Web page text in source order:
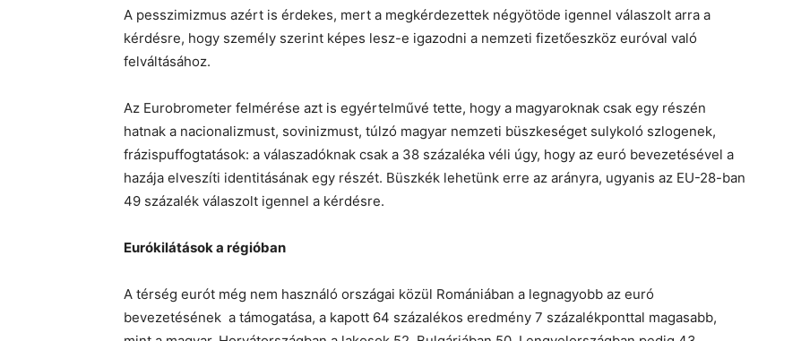
A pesszimizmus azért is érdekes, mert a megkérdezettek négyötöde igennel válaszolt arra a
kérdésre, hogy személy szerint képes lesz-e igazodni a nemzeti fizetőeszköz euróval való
felváltásához.
Az Eurobrometer felmérése azt is egyértelművé tette, hogy a magyaroknak csak egy részén
hatnak a nacionalizmust, sovinizmust, túlzó magyar nemzeti büszkeséget sulykoló szlogenek,
frázispuffogtatások: a válaszadóknak csak a 38 százaléka véli úgy, hogy az euró bevezetésével a
hazája elveszíti identitásának egy részét. Büszkék lehetünk erre az arányra, ugyanis az EU-28-ban
49 százalék válaszolt igennel a kérdésre.
Eurókilátások a régióban
A térség eurót még nem használó országai közül Romániában a legnagyobb az euró
bevezetésének a támogatása, a kapott 64 százalékos eredmény 7 százalékponttal magasabb,